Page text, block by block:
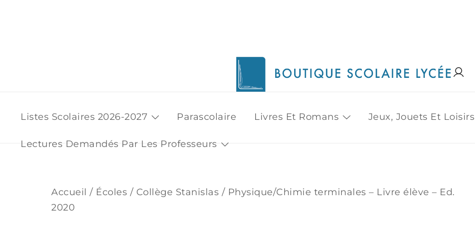
Listes Scolaires 2026-2027 Parascolaire Livres Et Romans Jeux, Jouets Et Loisirs
Lectures Demandés Par Les Professeurs
Accueil / Écoles / Collège Stanislas / Physique/Chimie terminales – Livre élève – Ed.
2020